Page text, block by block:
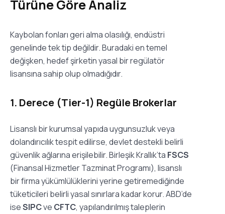
Türüne Göre Analiz
Kaybolan fonları geri alma olasılığı, endüstri
genelinde tek tip değildir. Buradaki en temel
değişken, hedef şirketin yasal bir regülatör
lisansına sahip olup olmadığıdır.
1. Derece (Tier-1) Regüle Brokerlar
Lisanslı bir kurumsal yapıda uygunsuzluk veya
dolandırıcılık tespit edilirse, devlet destekli belirli
güvenlik ağlarına erişilebilir. Birleşik Krallık’ta FSCS
(Finansal Hizmetler Tazminat Programı), lisanslı
bir firma yükümlülüklerini yerine getiremediğinde
tüketicileri belirli yasal sınırlara kadar korur. ABD’de
iseSIPCve CFTC, yapılandırılmış taleplerin